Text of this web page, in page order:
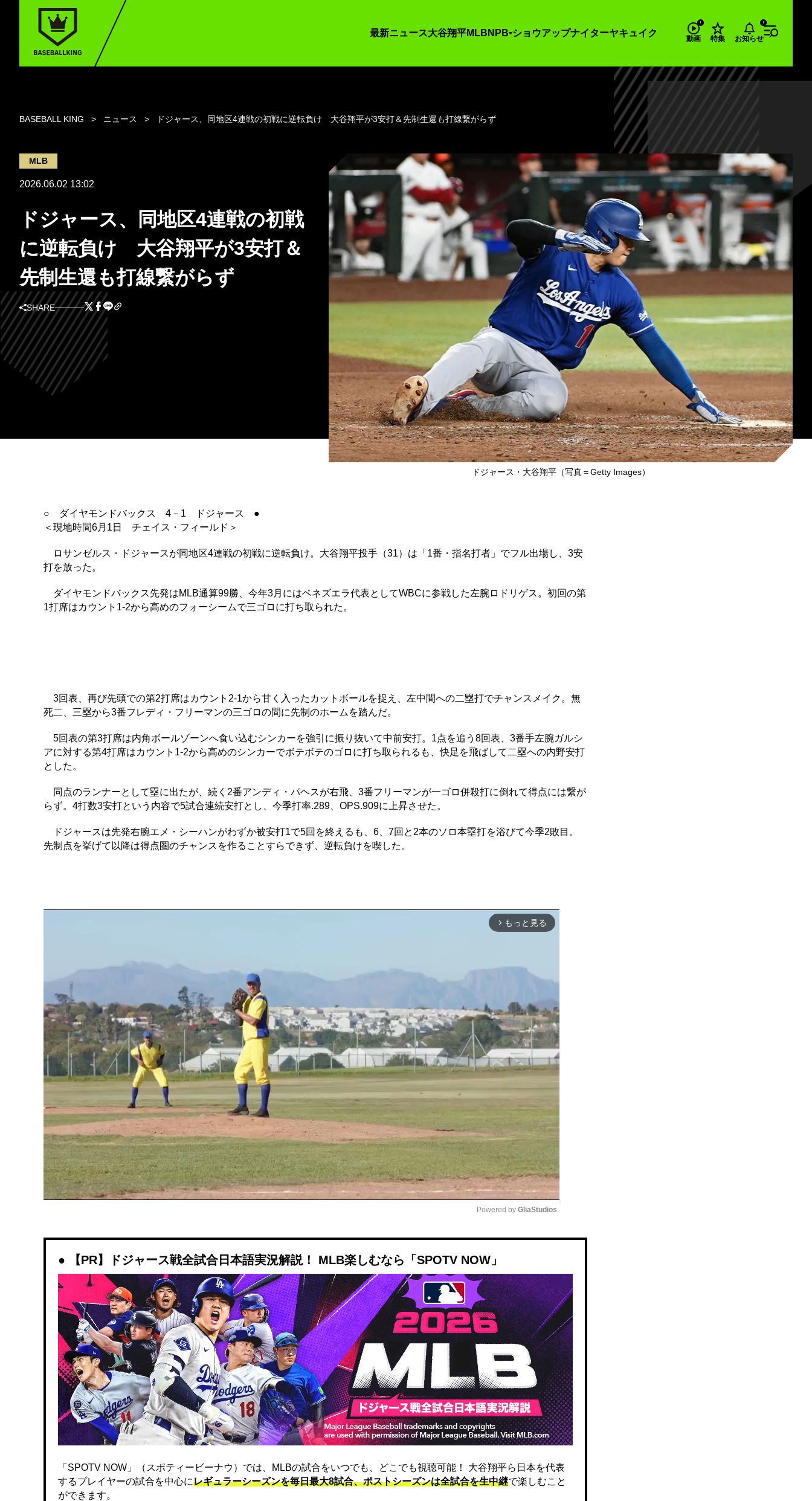
最新ニュース大谷翔平MLB NPB ショウアップナイターヤキュイク
動画 特集 お知らせ
BASEBALL KING ニュース ドジャース、同地区4連戦の初戦に逆転負け 大谷翔平が3安打＆先制生還も打線繋がらず
MLB
2026.06.02 13:02
ドジャース、同地区4連戦の初戦
に逆転負け 大谷翔平が3安打＆
先制生還も打線繋がらず
SHARE
ドジャース・大谷翔平（写真＝Getty Images）
○ ダイヤモンドバックス 4－1 ドジャース ●
＜現地時間6月1日 チェイス・フィールド＞
ロサンゼルス・ドジャースが同地区4連戦の初戦に逆転負け。大谷翔平投手（31）は「1番・指名打者」でフル出場し、3安
打を放った。
ダイヤモンドバックス先発はMLB通算99勝、今年3月にはベネズエラ代表としてWBCに参戦した左腕ロドリゲス。初回の第
1打席はカウント1-2から高めのフォーシームで三ゴロに打ち取られた。
3回表、再び先頭での第2打席はカウント2-1から甘く入ったカットボールを捉え、左中間への二塁打でチャンスメイク。無
死二、三塁から3番フレディ・フリーマンの三ゴロの間に先制のホームを踏んだ。
5回表の第3打席は内角ボールゾーンへ食い込むシンカーを強引に振り抜いて中前安打。1点を追う8回表、3番手左腕ガルシ
アに対する第4打席はカウント1-2から高めのシンカーでボテボテのゴロに打ち取られるも、快足を飛ばして二塁への内野安打
とした。
同点のランナーとして塁に出たが、続く2番アンディ・パヘスが右飛、3番フリーマンが一ゴロ併殺打に倒れて得点には繋が
らず。4打数3安打という内容で5試合連続安打とし、今季打率.289、OPS.909に上昇させた。
ドジャースは先発右腕エメ・シーハンがわずか被安打1で5回を終えるも、6、7回と2本のソロ本塁打を浴びて今季2敗目。
先制点を挙げて以降は得点圏のチャンスを作ることすらできず、逆転負けを喫した。
arrow_forward_ios もっと見る
Powered by GliaStudios
【PR】ドジャース戦全試合日本語実況解説！ MLB楽しむなら「SPOTV NOW」
「SPOTV NOW」（スポティービーナウ）では、MLBの試合をいつでも、どこでも視聴可能！ 大谷翔平ら日本を代表
するプレイヤーの試合を中心にレギュラーシーズンを毎日最大8試合、ポストシーズンは全試合を生中継で楽しむこと
ができます。